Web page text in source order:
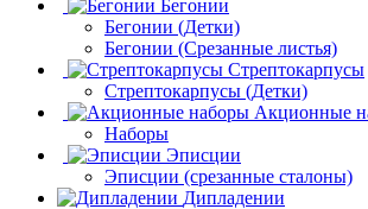
Бегонии
Бегонии (Детки)
Бегонии (Срезанные листья)
Стрептокарпусы
Стрептокарпусы (Детки)
Акционные
Наборы
Эписции
Эписции (срезанные сталоны)
Дипладении